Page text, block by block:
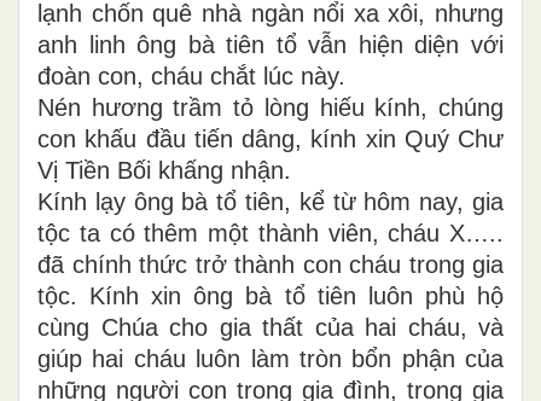
lạnh chốn quê nhà ngàn nổi xa xôi, nhưng
anh linh ông bà tiên tổ vẫn hiện diện với
đoàn con, cháu chắt lúc này.
Nén hương trầm tỏ lòng hiếu kính, chúng
con khấu đầu tiến dâng, kính xin Quý Chư
Vị Tiền Bối khấng nhận.
Kính lạy ông bà tổ tiên, kể từ hôm nay, gia
tộc ta có thêm một thành viên, cháu X…..
đã chính thức trở thành con cháu trong gia
tộc. Kính xin ông bà tổ tiên luôn phù hộ
cùng Chúa cho gia thất của hai cháu, và
giúp hai cháu luôn làm tròn bổn phận của
những người con trong gia đình, trong gia